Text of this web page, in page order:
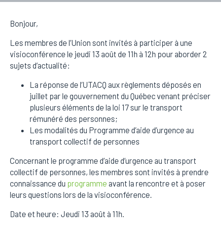
Bonjour,
Les membres de l’Union sont invités à participer à une
visioconférence le jeudi 13 août de 11h à 12h pour aborder 2
sujets d’actualité:
La réponse de l’UTACQ aux règlements déposés en
juillet par le gouvernement du Québec venant préciser
plusieurs éléments de la loi 17 sur le transport
rémunéré des personnes;
Les modalités du Programme d’aide d’urgence au
transport collectif de personnes
Concernant le programme d’aide d’urgence au transport
collectif de personnes, les membres sont invités à prendre
connaissance du programme avant la rencontre et à poser
leurs questions lors de la visioconférence.
Date et heure: Jeudi 13 août à 11h.